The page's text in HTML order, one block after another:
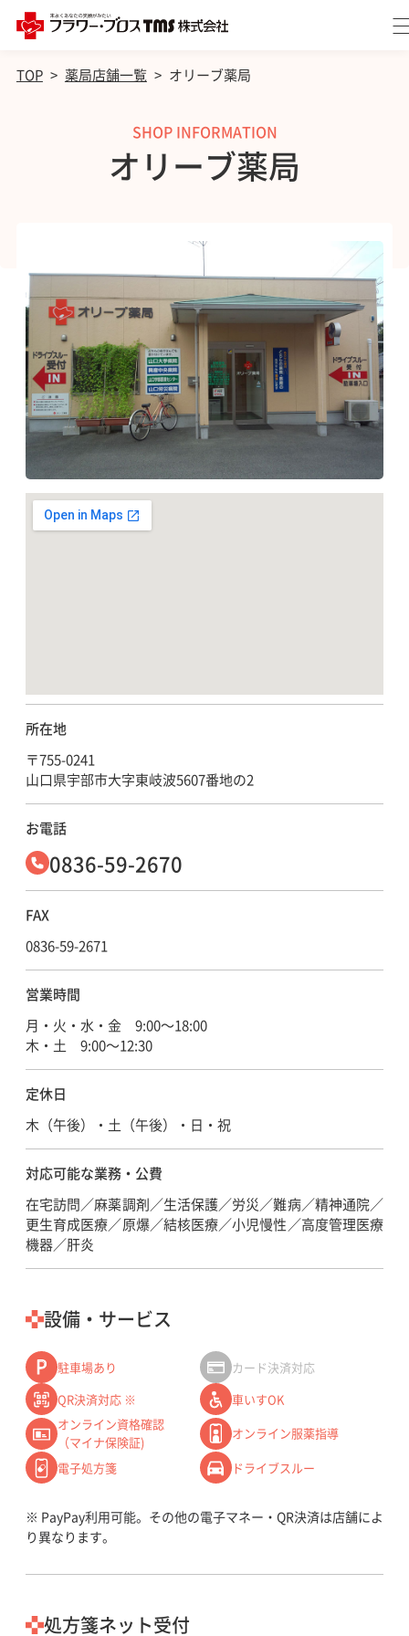
TOP > 薬局店舗一覧 > オリーブ薬局
SHOP INFORMATION
オリーブ薬局
所在地
〒755-0241
山口県宇部市大字東岐波5607番地の2
お電話
0836-59-2670
FAX
0836-59-2671
営業時間
月・火・水・金 9:00～18:00
木・土 9:00～12:30
定休日
木（午後）・土（午後）・日・祝
対応可能な業務・公費
在宅訪問／麻薬調剤／生活保護／労災／難病／精神通院／
更生育成医療／原爆／結核医療／小児慢性／高度管理医療
機器／肝炎
設備・サービス
駐車場あり
カード決済対応
QR決済対応 ※
車いすOK
オンライン資格確認
（マイナ保険証)
オンライン服薬指導
電子処方箋
ドライブスルー
※ PayPay利用可能。その他の電子マネー・QR決済は店舗によ
り異なります。
処方箋ネット受付